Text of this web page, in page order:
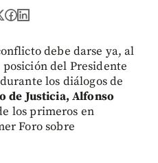
debe darse ya, al
del Presidente
los diálogos de
de Justicia, Alfonso
los primeros en
Foro sobre